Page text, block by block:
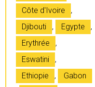
Côte d'Ivoire
,
Djibouti
, Egypte
,
Erythrée
,
Eswatini
,
Ethiopie
,
Gabon